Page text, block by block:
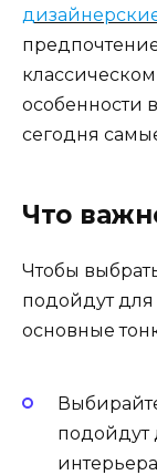
особенности
сегодня
Что
Чтобы
подойдут для
основные
подойдут